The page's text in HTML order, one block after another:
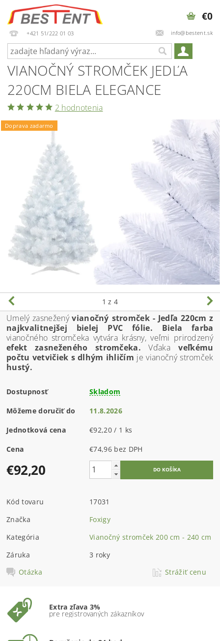
+421 51/222 01 03 info@bestent.sk
€0
VIANOČNÝ STROMČEK JEDĽA
220CM BIELA ELEGANCE
2 hodnotenia
Doprava zadarmo
1 z 4
Umelý zasneženývianočný stromček - Jedľa 220cm z
najkvalitnejšej bielej PVC fólie. Biela farba
vianočného stromčeka vytvára krásny, veľmi prirodzený
efekt zasneženého stromčeka. Vďakaveľkému
počtu vetvičiek s dlhým ihličím je vianočný stromček
hustý.
Dostupnosť Skladom
Môžeme doručiť do 11.8.2026
Jednotková cena €92,20 / 1 ks
Cena €74,96 bez DPH
€92,20
Kód tovaru
17031
Značka
Foxigy
Kategória
Vianočný stromček 200 cm - 240 cm
Záruka
3 roky
Otázka
Strážiť cenu
Extra zľava 3%
pre registrovaných zákazníkov